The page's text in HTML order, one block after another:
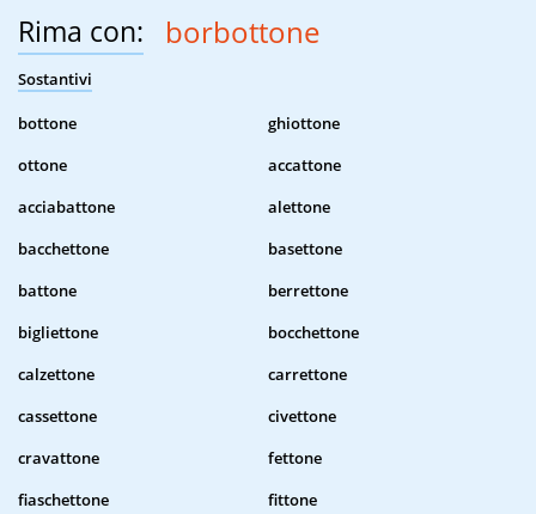
Rima con: borbottone
Sostantivi
bottone
ghiottone
ottone
accattone
acciabattone
alettone
bacchettone
basettone
battone
berrettone
bigliettone
bocchettone
calzettone
carrettone
cassettone
civettone
cravattone
fettone
fiaschettone
fittone